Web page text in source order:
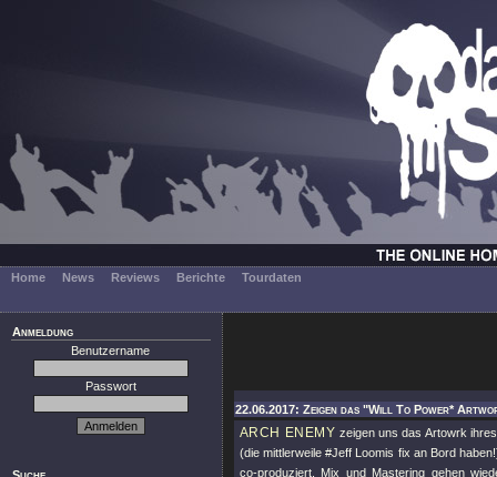
Home News Reviews Berichte Tourdaten
Anmeldung
Benutzername
Passwort
22.06.2017: Zeigen das "Will To Power*
ARCH ENEMY zeigen uns das Artowrk
(die mittlerweile #Jeff Loomis fix an Bord
co-produziert. Mix und Mastering gehen